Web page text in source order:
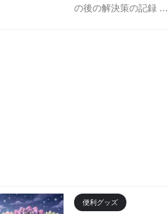
の後の解決策の記録 ...
便利グッズ